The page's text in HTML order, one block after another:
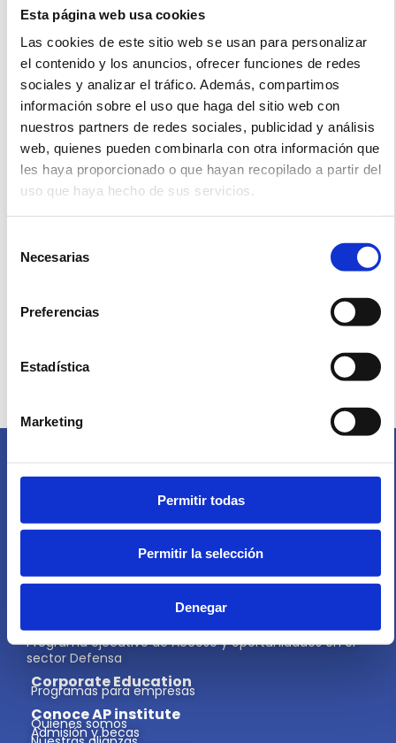
Esta página web usa cookies
Las cookies de este sitio web se usan para personalizar
el contenido y los anuncios, ofrecer funciones de redes
sociales y analizar el tráfico. Además, compartimos
información sobre el uso que haga del sitio web con
nuestros partners de redes sociales, publicidad y análisis
web, quienes pueden combinarla con otra información que
les haya proporcionado o que hayan recopilado a partir del
uso que haya hecho de sus servicios.
Necesarias
Preferencias
Estadística
Marketing
Permitir todas
Permitir la selección
Denegar
Hablamos de qué tipo de perfiles
demanda cada línea de negocio, qué
competencias son clave en cada área y
cómo se estructura el trabajo en una
consultora internacional de referencia en
asuntos públicos.
Ver video completo
Voces de los Asuntos Públicos | ¿Qué perfiles demanda una consultora de asuntos públicos?
¿Preguntas?
Te orientamos en lo que necesites.
Contáctanos
Executive Master en Asuntos Públicos
Máster en Asuntos Públicos y Gobierno
Curso profesional en Asuntos Públicos
Programa ejecutivo de Acceso y oportunidades en el
sector Defensa
Corporate Education
Programas para empresas
Conoce AP institute
Quienes somos
Admisión y becas